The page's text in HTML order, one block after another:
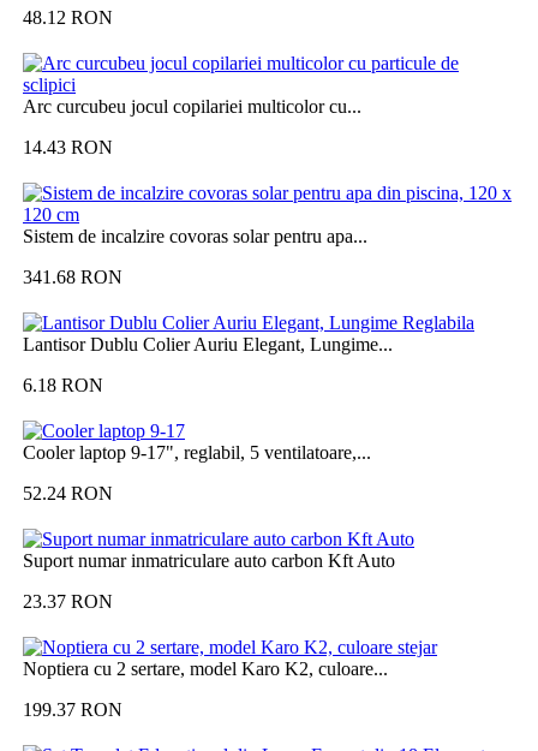
48.12 RON
Arc curcubeu jocul copilariei multicolor cu...
14.43 RON
Sistem de incalzire covoras solar pentru apa...
341.68 RON
Lantisor Dublu Colier Auriu Elegant, Lungime...
6.18 RON
Cooler laptop 9-17", reglabil, 5 ventilatoare,...
52.24 RON
Suport numar inmatriculare auto carbon Kft Auto
23.37 RON
Noptiera cu 2 sertare, model Karo K2, culoare...
199.37 RON